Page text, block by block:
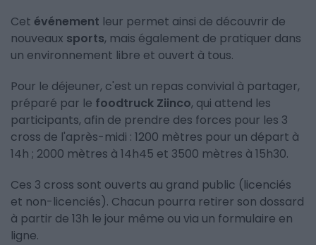
Cet événement leur permet ainsi de découvrir de
nouveaux sports, mais également de pratiquer dans
un environnement libre et ouvert à tous.
Pour le déjeuner, c'est un repas convivial à partager,
préparé par le foodtruck Ziinco, qui attend les
participants, afin de prendre des forces pour les 3
cross de l'après-midi : 1200 mètres pour un départ à
14h ; 2000 mètres à 14h45 et 3500 mètres à 15h30.
Ces 3 cross sont ouverts au grand public (licenciés
et non-licenciés). Chacun pourra retirer son dossard
à partir de 13h le jour même ou via un formulaire en
ligne.